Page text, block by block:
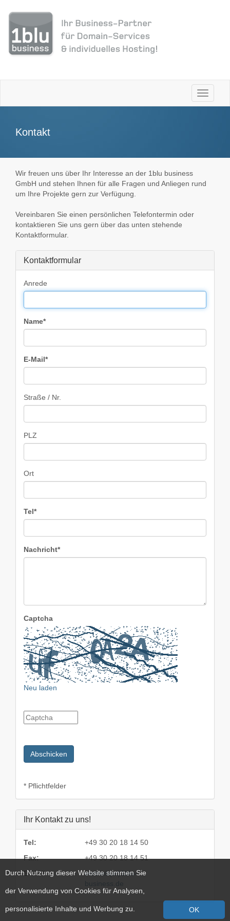
Toggle
Kontakt
Wir freuen uns über Ihr Interesse an der 1blu business
GmbH und stehen Ihnen für alle Fragen und Anliegen rund
um Ihre Projekte gern zur Verfügung.
Vereinbaren Sie einen persönlichen Telefontermin oder
kontaktieren Sie uns gern über das unten stehende
Kontaktformular.
Kontaktformular
Anrede
Name*
E-Mail*
Straße / Nr.
PLZ
Ort
Tel*
Nachricht*
Captcha
Neu laden
* Pflichtfelder
Ihr Kontakt zu uns!
Tel:
+49 30 20 18 14 50
Fax:
+49 30 20 18 14 51
E-Mail:
vertrieb(at)1blu-
Durch Nutzung dieser Website stimmen Sie
der Verwendung von Cookies für Analysen,
personalisierte Inhalte und Werbung zu. OK